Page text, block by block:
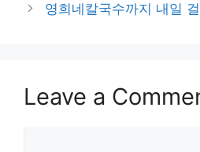
영희네칼국수까지 내일
Leave a